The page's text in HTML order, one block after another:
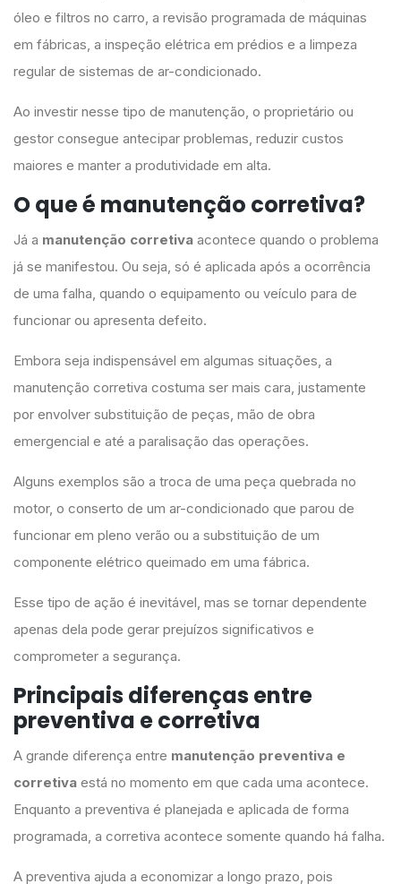
óleo e filtros no carro, a revisão programada de máquinas
em fábricas, a inspeção elétrica em prédios e a limpeza
regular de sistemas de ar-condicionado.
Ao investir nesse tipo de manutenção, o proprietário ou
gestor consegue antecipar problemas, reduzir custos
maiores e manter a produtividade em alta.
O que é manutenção corretiva?
Já a manutenção corretiva acontece quando o problema
já se manifestou. Ou seja, só é aplicada após a ocorrência
de uma falha, quando o equipamento ou veículo para de
funcionar ou apresenta defeito.
Embora seja indispensável em algumas situações, a
manutenção corretiva costuma ser mais cara, justamente
por envolver substituição de peças, mão de obra
emergencial e até a paralisação das operações.
Alguns exemplos são a troca de uma peça quebrada no
motor, o conserto de um ar-condicionado que parou de
funcionar em pleno verão ou a substituição de um
componente elétrico queimado em uma fábrica.
Esse tipo de ação é inevitável, mas se tornar dependente
apenas dela pode gerar prejuízos significativos e
comprometer a segurança.
Principais diferenças entre
preventiva e corretiva
A grande diferença entre manutenção preventiva e
corretiva está no momento em que cada uma acontece.
Enquanto a preventiva é planejada e aplicada de forma
programada, a corretiva acontece somente quando há falha.
A preventiva ajuda a economizar a longo prazo, pois